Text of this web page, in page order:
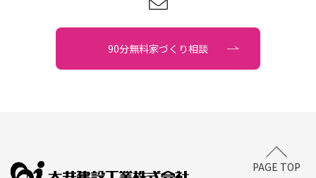
90分無料家づくり相談
PAGE TOP